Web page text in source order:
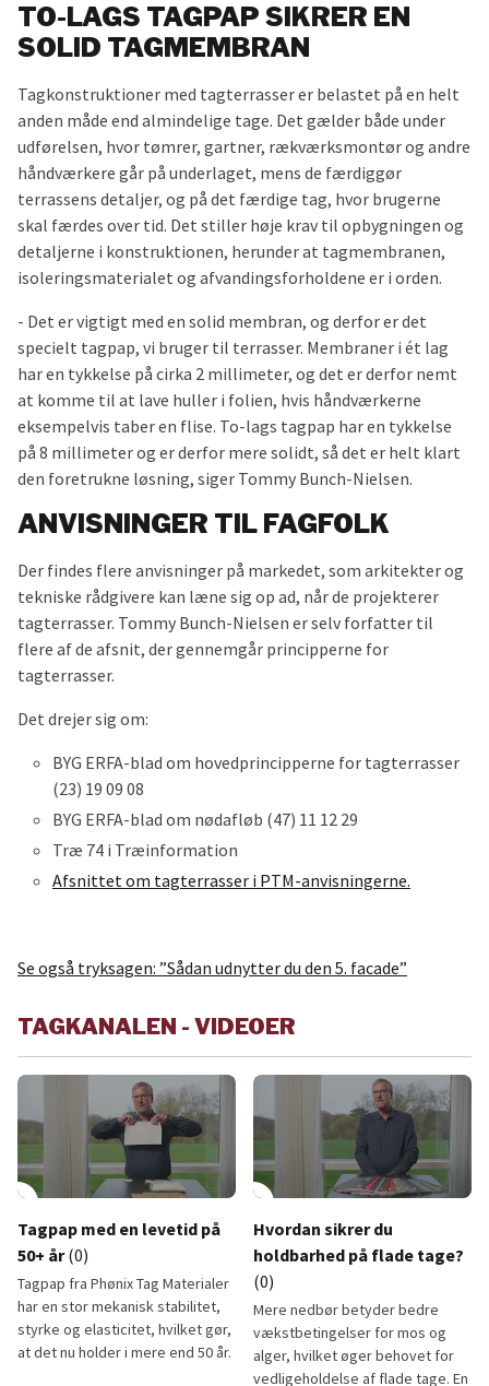
TO-LAGS TAGPAP SIKRER EN
SOLID TAGMEMBRAN
Tagkonstruktioner med tagterrasser er belastet på en helt
anden måde end almindelige tage. Det gælder både under
udførelsen, hvor tømrer, gartner, rækværksmontør og andre
håndværkere går på underlaget, mens de færdiggør
terrassens detaljer, og på det færdige tag, hvor brugerne
skal færdes over tid. Det stiller høje krav til opbygningen og
detaljerne i konstruktionen, herunder at tagmembranen,
isoleringsmaterialet og afvandingsforholdene er i orden.
- Det er vigtigt med en solid membran, og derfor er det
specielt tagpap, vi bruger til terrasser. Membraner i ét lag
har en tykkelse på cirka 2 millimeter, og det er derfor nemt
at komme til at lave huller i folien, hvis håndværkerne
eksempelvis taber en flise. To-lags tagpap har en tykkelse
på 8 millimeter og er derfor mere solidt, så det er helt klart
den foretrukne løsning, siger Tommy Bunch-Nielsen.
ANVISNINGER TIL FAGFOLK
Der findes flere anvisninger på markedet, som arkitekter og
tekniske rådgivere kan læne sig op ad, når de projekterer
tagterrasser. Tommy Bunch-Nielsen er selv forfatter til
flere af de afsnit, der gennemgår principperne for
tagterrasser.
Det drejer sig om:
BYG ERFA-blad om hovedprincipperne for tagterrasser
(23) 19 09 08
BYG ERFA-blad om nødafløb (47) 11 12 29
Træ 74 i Træinformation
Afsnittet om tagterrasser i PTM-anvisningerne.
Se også tryksagen: ”Sådan udnytter du den 5. facade”
TAGKANALEN - VIDEOER
Tagpap med en levetid på
50+ år (0)
Tagpap fra Phønix Tag Materialer
har en stor mekanisk stabilitet,
styrke og elasticitet, hvilket gør,
at det nu holder i mere end 50 år.
play_circleHvordan sikrer du
holdbarhed på flade tage?
(0)
Mere nedbør betyder bedre
vækstbetingelser for mos og
alger, hvilket øger behovet for
vedligeholdelse af flade tage. En